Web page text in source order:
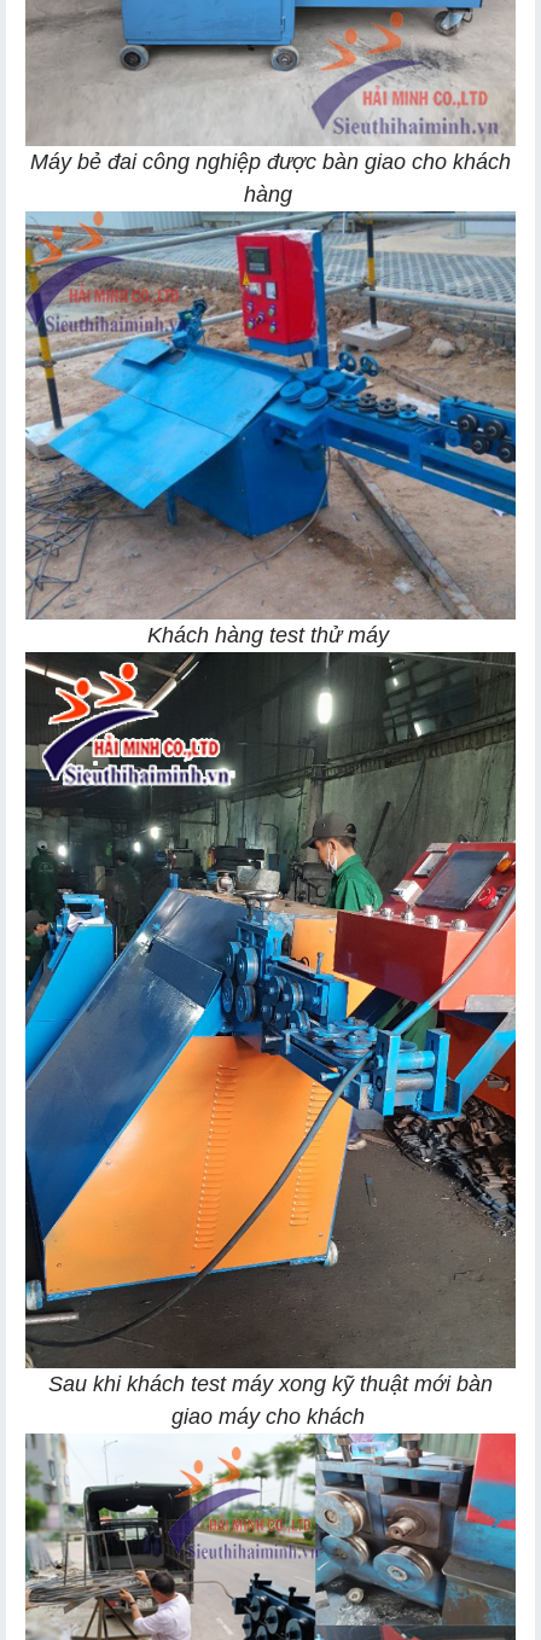
Máy bẻ đai công nghiệp được bàn giao cho khách
hàng
Khách hàng test thử máy
Sau khi khách test máy xong kỹ thuật mới bàn
giao máy cho khách